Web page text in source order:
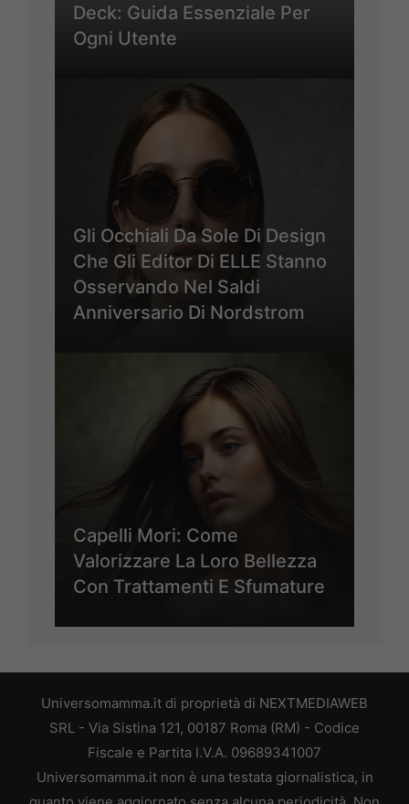
Deck: Guida Essenziale Per
Ogni Utente
Gli Occhiali Da Sole Di Design
Che Gli Editor Di ELLE Stanno
Osservando Nel Saldi
Anniversario Di Nordstrom
Capelli Mori: Come
Valorizzare La Loro Bellezza
Con Trattamenti E Sfumature
Universomamma.it di proprietà di NEXTMEDIAWEB
SRL - Via Sistina 121, 00187 Roma (RM) - Codice
Fiscale e Partita I.V.A. 09689341007
Universomamma.it non è una testata giornalistica, in